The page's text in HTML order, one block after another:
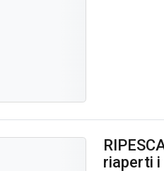
riaperti